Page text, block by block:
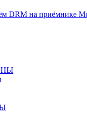
DRM на приёмнике